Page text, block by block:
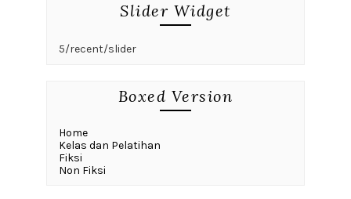
Slider Widget
5/recent/slider
Boxed Version
Home
Kelas dan Pelatihan
Fiksi
Non Fiksi